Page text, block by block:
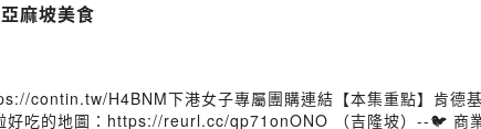
麻坡美食
contin.tw/H4BNM下港女子專屬團購連結【本集重點】肯德
好吃的地圖：https://reurl.cc/qp71onONO （吉隆坡）--🐦